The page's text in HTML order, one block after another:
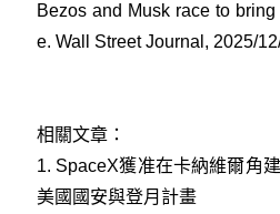
Bezos and Musk race to
e. Wall Street Journal, 2025/
相關文章：
1. SpaceX獲准在卡納維爾角
美國國安與登月計畫